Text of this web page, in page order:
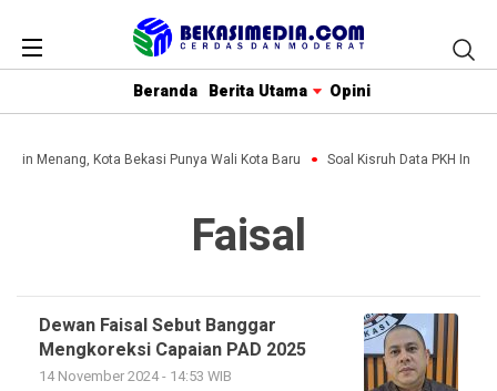
Beranda Berita Utama Opini
Menang, Kota Bekasi Punya Wali Kota Baru Soal Kisruh Data PKH Ini
Faisal
Dewan Faisal Sebut Banggar
Mengkoreksi Capaian PAD 2025
14 November 2024 - 14:53 WIB